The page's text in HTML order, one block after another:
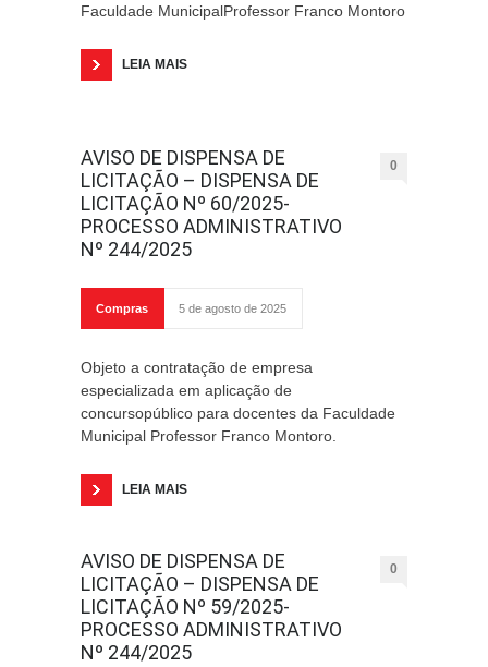
Faculdade MunicipalProfessor Franco Montoro
LEIA MAIS
AVISO DE DISPENSA DE
LICITAÇÃO – DISPENSA DE
LICITAÇÃO Nº 60/2025-
PROCESSO ADMINISTRATIVO
Nº 244/2025
0
Compras 5 de agosto de 2025
Objeto a contratação de empresa
especializada em aplicação de
concursopúblico para docentes da Faculdade
Municipal Professor Franco Montoro.
LEIA MAIS
AVISO DE DISPENSA DE
LICITAÇÃO – DISPENSA DE
LICITAÇÃO Nº 59/2025-
PROCESSO ADMINISTRATIVO
Nº 244/2025
0